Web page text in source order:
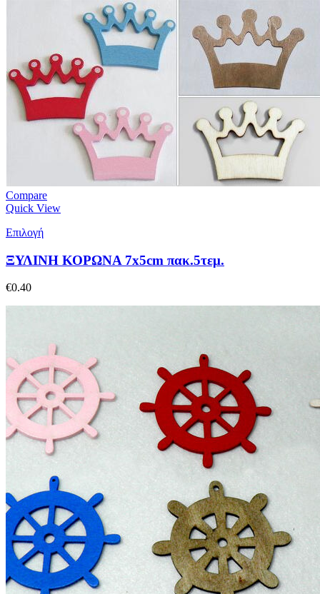
Compare
Quick View
Επιλογή
ΞΥΛΙΝΗ ΚΟΡΩΝΑ 7x5cm πακ.5τεμ.
€0.40